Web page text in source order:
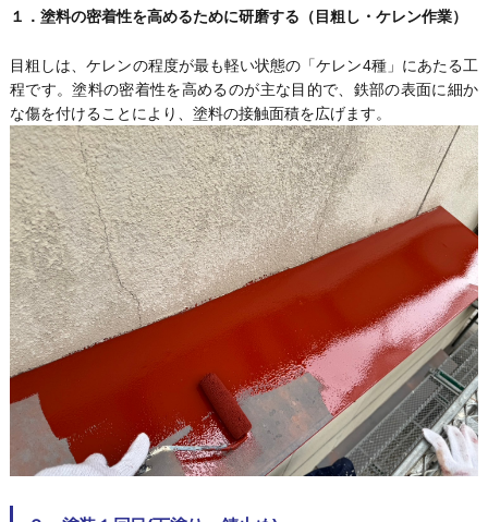
１．塗料の密着性を高めるために研磨する（目粗し・ケレン作業）
目粗しは、ケレンの程度が最も軽い状態の「ケレン4種」にあたる工
程です。塗料の密着性を高めるのが主な目的で、鉄部の表面に細か
な傷を付けることにより、塗料の接触面積を広げます。